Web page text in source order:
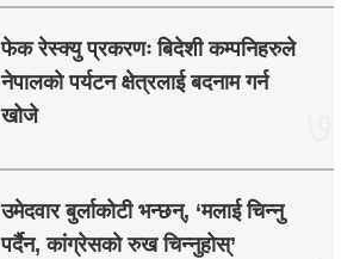
फेक रेस्क्यु प्रकरणः बिदेशी कम्पनिहरुले
नेपालको पर्यटन क्षेत्रलाई बदनाम गर्न
खोजे
उमेदवार बुर्लाकोटी भन्छन्, ‘मलाई चिन्नु
पर्दैन, कांग्रेसको रुख चिन्नुहोस्’